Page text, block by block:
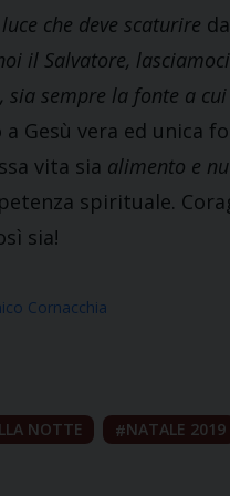
luce che deve scaturire
il Salvatore,
sia sempre la fonte a
a Gesù vera ed unica
vita sia alimento e
spirituale.
sia!
Cornacchia
NOTTE NATALE 2019